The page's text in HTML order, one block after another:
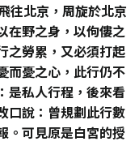
往北京，周旋於北京
在野之身，以佝僂之
之勞累，又必須打起
而憂之心，此行仍不
是私人行程，後來看
口說：曾規劃此行數
。可見原是白宮的授